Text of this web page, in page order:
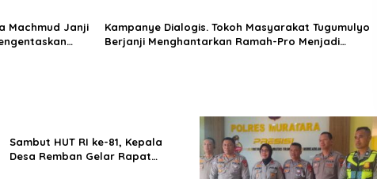
Machmud Janji
Kampanye Dialogis. Tokoh Masyarakat Tugumulyo
Berjanji Menghantarkan Ramah-Pro Menjadi
Sambut HUT RI ke-81, Kepala
Desa Remban Gelar Rapat